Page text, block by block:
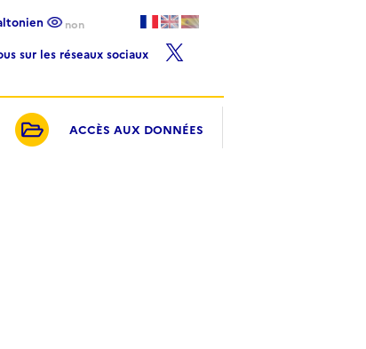
non
sur les réseaux sociaux
ACCÈS AUX DONNÉES